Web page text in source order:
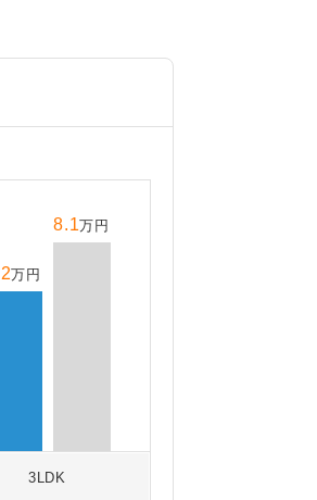
3LDK
万円
8.1万円